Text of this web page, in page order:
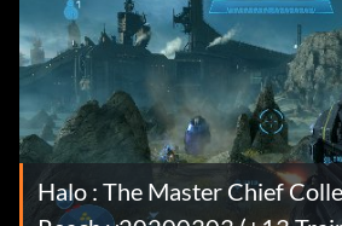
Halo : The Master Chief